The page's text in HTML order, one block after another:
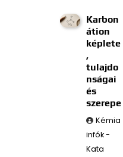
Karbon
átion
képlete
,
tulajdo
nságai
és
szerepe
Kémia
infók -
Kata